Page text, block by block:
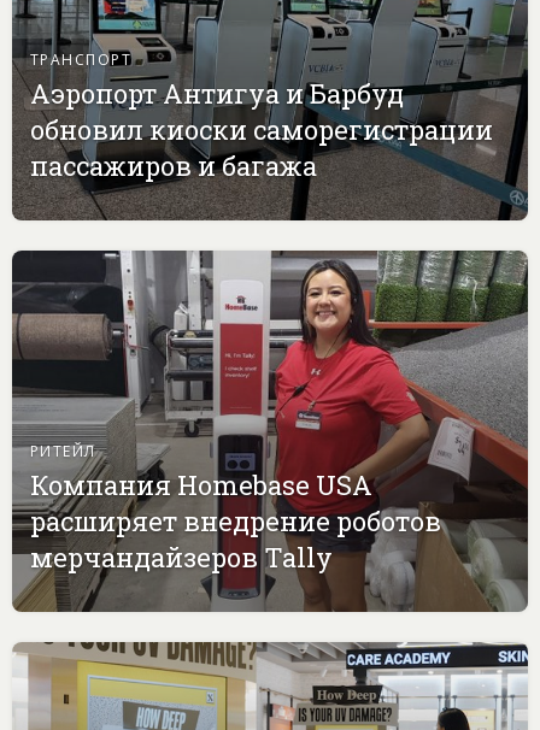
ТРАНСПОРТ
Аэропорт Антигуа и Барбуд
обновил киоски саморегистрации
пассажиров и багажа
РИТЕЙЛ
Компания Homebase USA
расширяет внедрение роботов
мерчандайзеров Tally